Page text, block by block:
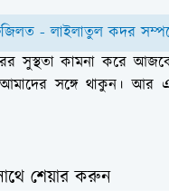
- লাইলাতুল কদর
সুস্থতা কামনা করে
আমাদের সঙ্গে থাকুন।
শেয়ার করুন